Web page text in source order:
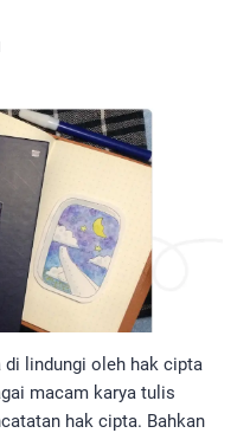
lindungi oleh hak cipta
macam karya tulis
hak cipta. Bahkan